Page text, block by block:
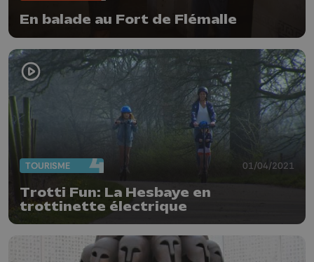
En balade au Fort de Flémalle
TOURISME 01/04/2021
Trotti Fun: La Hesbaye en
trottinette électrique